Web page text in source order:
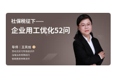
總的票據發行量增加了。
付息，此時還是會使貨幣
剩的情況下，需要謹慎地
過剩有所改善時，累積的